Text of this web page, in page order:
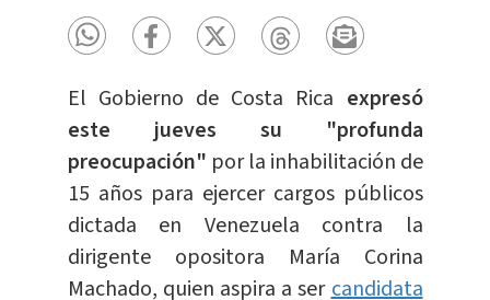
El Gobierno de Costa Rica expresó
este jueves su "profunda
preocupación" por la inhabilitación de
15 años para ejercer cargos públicos
dictada en Venezuela contra la
dirigente opositora María Corina
Machado, quien aspira a sercandidata